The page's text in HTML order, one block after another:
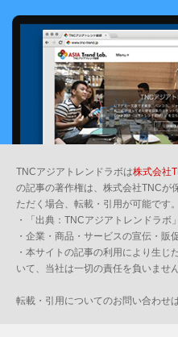
TNCアジアトレンドラボは株式会社
の記事の著作権は、株式会社TNCが
ただく場合、転載・引用が可能です。
・「出典：TNCアジアトレンドラボ
・企業・商品・サービスの宣伝・販
・本サイトの記事の利用により生じ
いて、当社は一切の責任を負いません
転載・引用についてのお問い合わせ